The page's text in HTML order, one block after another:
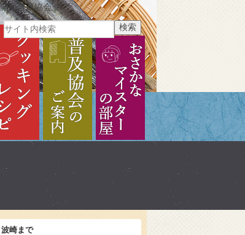
発普及協会
おさかなマイスターの部
普及協会のご案内
クッキングレシピ
区のご紹介
波崎まで